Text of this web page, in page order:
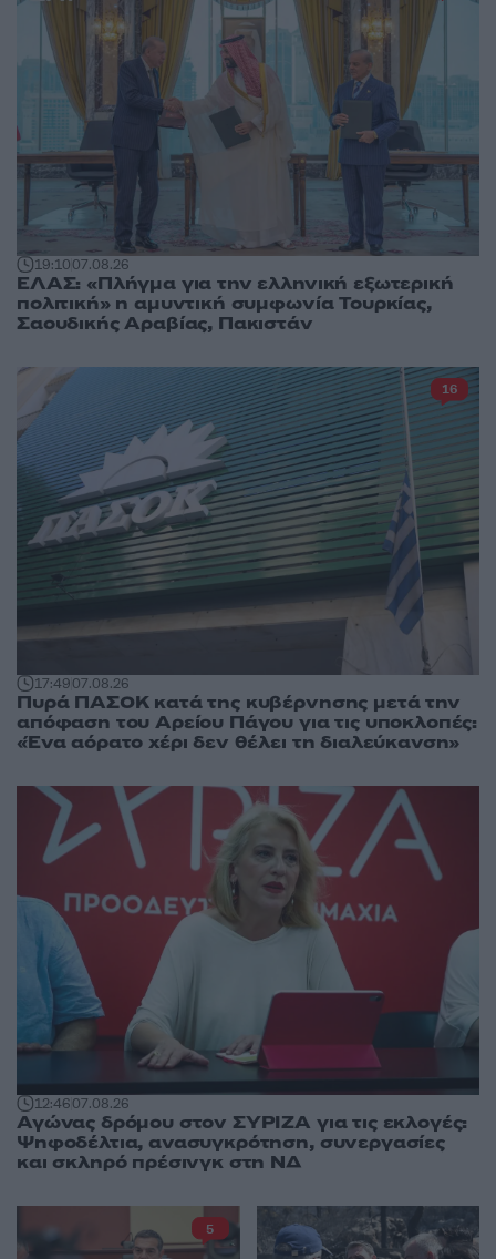
19:1007.08.26
ΕΛΑΣ: «Πλήγμα για την ελληνική εξωτερική
πολιτική» η αμυντική συμφωνία Τουρκίας,
Σαουδικής Αραβίας, Πακιστάν
17:4907.08.26
Πυρά ΠΑΣΟΚ κατά της κυβέρνησης μετά την
απόφαση του Αρείου Πάγου για τις υποκλοπές:
«Ένα αόρατο χέρι δεν θέλει τη διαλεύκανση»
16
12:4607.08.26
Αγώνας δρόμου στον ΣΥΡΙΖΑ για τις εκλογές:
Ψηφοδέλτια, ανασυγκρότηση, συνεργασίες
και σκληρό πρέσινγκ στη ΝΔ
5